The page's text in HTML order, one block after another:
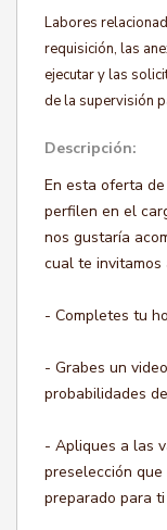
Labores
requisición, las
ejecutar y las
de la supervisión
Descripción:
En esta oferta
perfilen en el
nos gustaría
cual te invitamos
- Completes tu
- Grabes un
probabilidades
- Apliques a las
preselección
preparado para ti